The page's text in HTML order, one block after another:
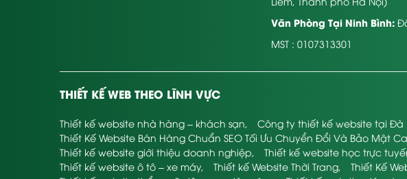
Văn Phòng Tại Ninh Bình:
MST : 0107313301
THIẾT KẾ WEB THEO LĨNH VỰC
Thiết kế website nhà hàng – khách sạn, Công ty thiết kế website tại Đà
Thiết Kế Website Bán Hàng Chuẩn SEO Tối Ưu Chuyển Đổi Và Bảo Mật
Thiết kế website giới thiệu doanh nghiệp, Thiết kế website học trực
Thiết kế website ô tô – xe máy, Thiết kế Website Thời Trang, Thiết Kế